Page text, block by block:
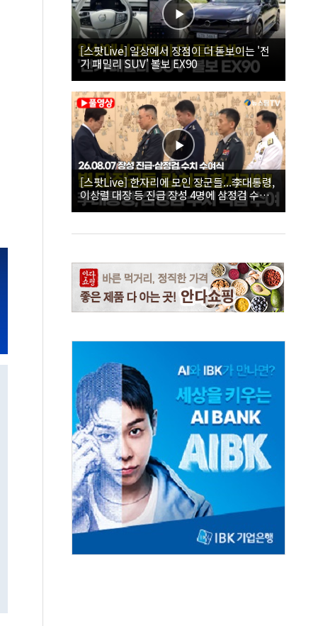
[스팟Live] 일상에서 장점이 더 돋보이는 '전
기 패밀리 SUV' 볼보 EX90
[스팟Live] 한자리에 모인 장군들...李대통령,
이상렬 대장 등 진급 장성 4명에 삼정검 수치
직접 수여｜26.08.07 장성 진급·삼정검 수치